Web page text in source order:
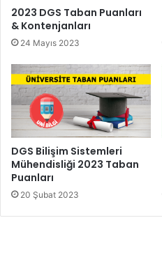
2023 DGS Taban Puanları
& Kontenjanları
24 Mayıs 2023
DGS Bilişim Sistemleri
Mühendisliği 2023 Taban
Puanları
20 Şubat 2023